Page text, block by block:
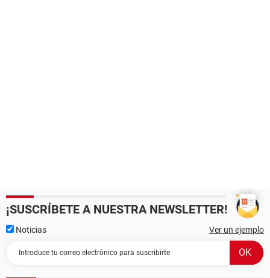
¡SUSCRÍBETE A NUESTRA NEWSLETTER!
Noticias Ver un ejemplo